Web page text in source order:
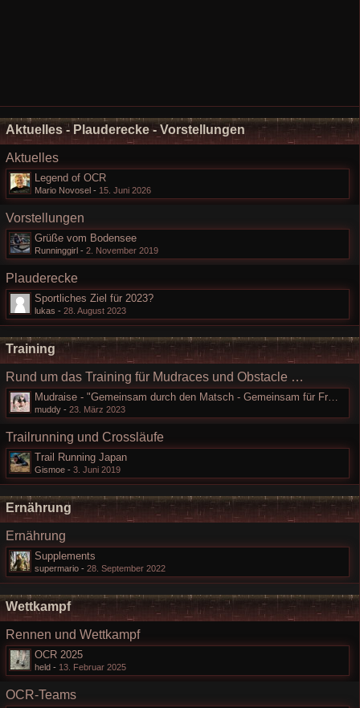
Aktuelles - Plauderecke - Vorstellungen
Aktuelles
Legend of OCR
Mario Novosel - 15. Juni 2026
Vorstellungen
Grüße vom Bodensee
Runninggirl - 2. November 2019
Plauderecke
Sportliches Ziel für 2023?
lukas - 28. August 2023
Training
Rund um das Training für Mudraces und Obstacle Course Races
Mudraise - "Gemeinsam durch den Matsch - Gemeinsam für Freiheit"
muddy - 23. März 2023
Trailrunning und Crossläufe
Trail Running Japan
Gismoe - 3. Juni 2019
Ernährung
Ernährung
Supplements
supermario - 28. September 2022
Wettkampf
Rennen und Wettkampf
OCR 2025
held - 13. Februar 2025
OCR-Teams